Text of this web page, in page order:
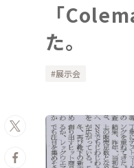
「
た。
展示会